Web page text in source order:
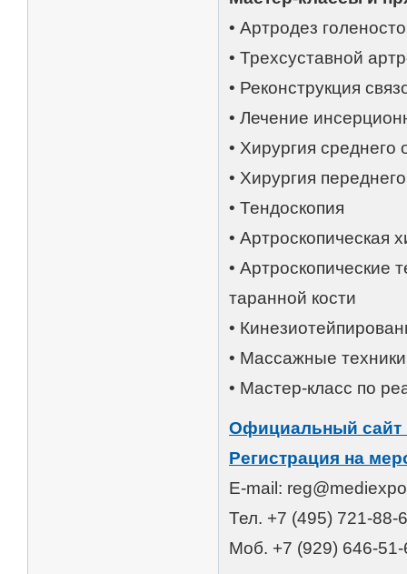
• Артродез
• Трехсуставной
• Реконструкция
• Лечение
• Хирургия среднего
• Хирургия
• Тендоскопия
• Артроскопическая
• Артроскопические
таранной кости
•
• Массажные техники
• Мастер-класс по
Официальный сайт
Регистрация на
E-mail:
Тел. +7 (495) 721-88-
Моб. +7 (929) 646-51-